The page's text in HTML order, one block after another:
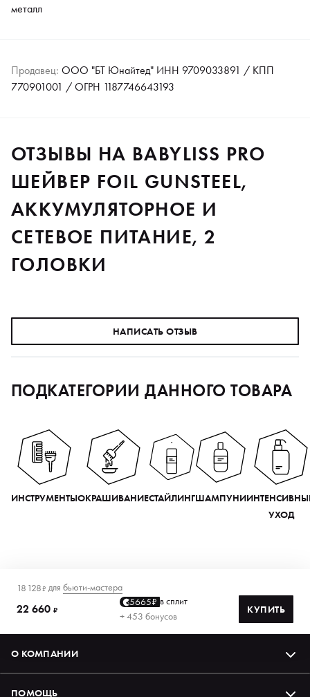
металл
Продавец: ООО "БТ Юнайтед" ИНН 9709033891 / КПП
770901001 / ОГРН 1187746643193
ОТЗЫВЫ НА BABYLISS PRO
ШЕЙВЕР FOIL GUNSTEEL,
АККУМУЛЯТОРНОЕ И
СЕТЕВОЕ ПИТАНИЕ, 2
ГОЛОВКИ
НАПИСАТЬ ОТЗЫВ
ПОДКАТЕГОРИИ ДАННОГО ТОВАРА
ИНСТРУМЕНТЫОКРАШИВАНИЕСТАЙЛИНГШАМПУНИ
УХОД
18 128₽ для бьюти-мастера
22 660 ₽
5665₽ в сплит
+ 453 бонусов
КУПИТЬ
О КОМПАНИИ
ПОМОЩЬ